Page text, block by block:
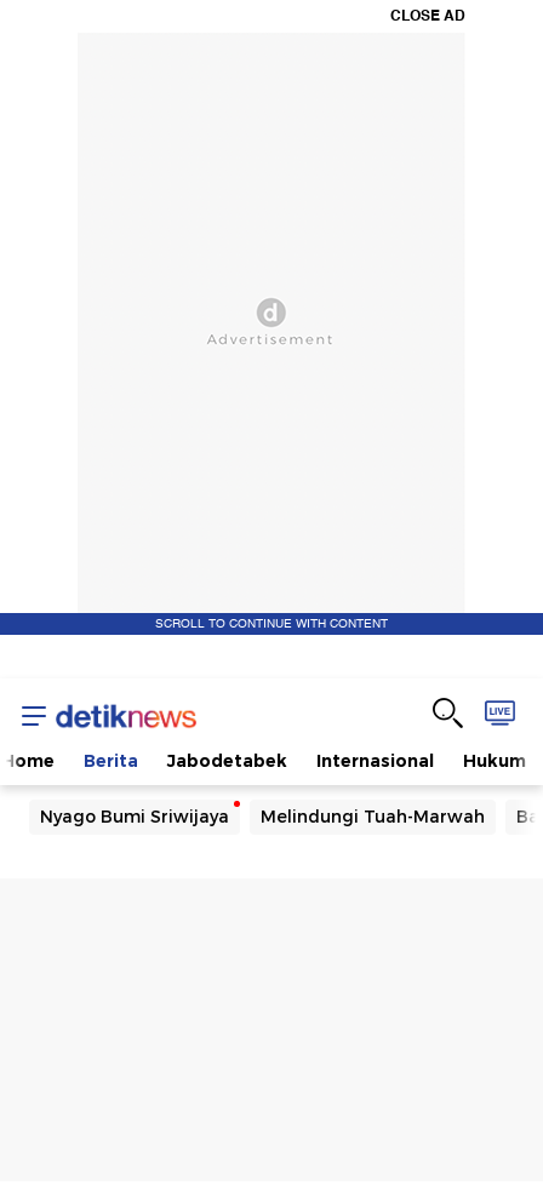
CLOSE AD
SCROLL TO CONTINUE WITH CONTENT
Home Berita Jabodetabek Internasional Hukum
Nyago Bumi Sriwijaya Melindungi Tuah-Marwah